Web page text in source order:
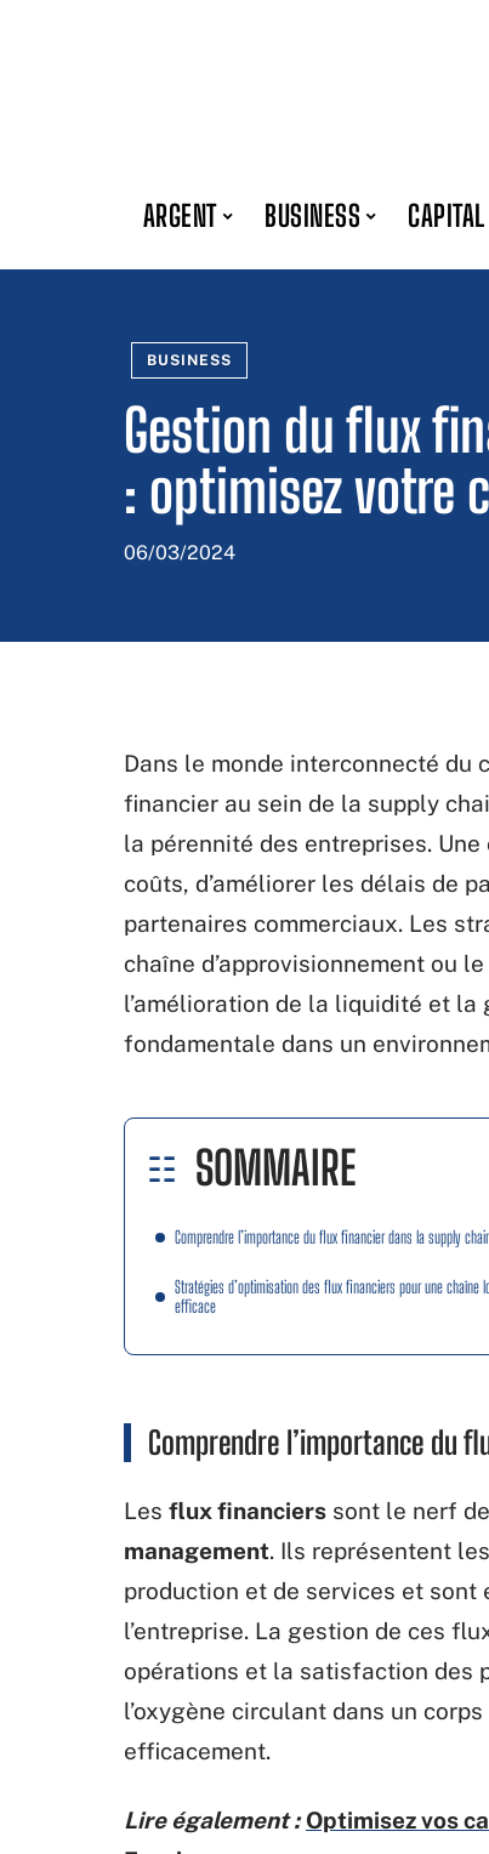
ARGENT BUSINESS CAPITAL
BUSINESS
Gestion du flux
: optimisez votre
06/03/2024
Dans le monde interconnecté
financier au sein de la supply
la pérennité des entreprises.
coûts, d’améliorer les délais de
partenaires commerciaux. Les
chaîne d’approvisionnement ou
l’amélioration de la liquidité et
fondamentale dans un
SOMMAIRE
Comprendre l’importance du flux financier dans la supply
Stratégies d’optimisation des flux financiers pour une chaîne
efficace
Comprendre l’importance du
Les flux financiers sont le nerf
management. Ils représentent
production et de services et
l’entreprise. La gestion de ces
opérations et la satisfaction des
l’oxygène circulant dans un
efficacement.
Lire également : Optimisez vos